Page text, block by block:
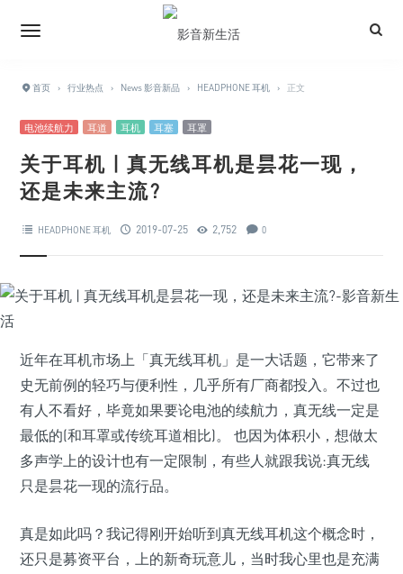
首页 › 行业热点 › News 影音新品 › HEADPHONE 耳机 › 正文
电池续航力 耳道 耳机 耳塞 耳罩
关于耳机 | 真无线耳机是昙花一现，
还是未来主流?
HEADPHONE 耳机 2019-07-25 2,752 0
近年在耳机市场上「真无线耳机」是一大话题，它带来了
史无前例的轻巧与便利性，几乎所有厂商都投入。不过也
有人不看好，毕竟如果要论电池的续航力，真无线一定是
最低的(和耳罩或传统耳道相比)。 也因为体积小，想做太
多声学上的设计也有一定限制，有些人就跟我说:真无线
只是昙花一现的流行品。
真是如此吗？我记得刚开始听到真无线耳机这个概念时，
还只是募资平台，上的新奇玩意儿，当时我心里也是充满